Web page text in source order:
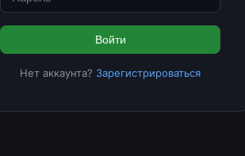
Войти
Нет аккаунта? Зарегистрироваться